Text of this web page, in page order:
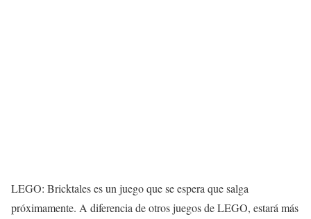
LEGO: Bricktales es un juego que se espera que salga
próximamente. A diferencia de otros juegos de LEGO, estará más